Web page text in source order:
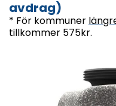
avdrag)
* För kommuner
tillkommer 575kr.